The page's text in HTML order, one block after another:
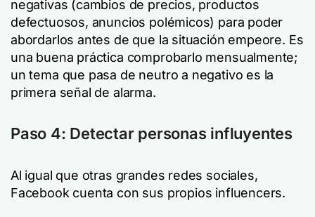
negativas (cambios de precios, productos
defectuosos, anuncios polémicos) para poder
abordarlos antes de que la situación empeore. Es
una buena práctica comprobarlo mensualmente;
un tema que pasa de neutro a negativo es la
primera señal de alarma.
Paso 4: Detectar personas influyentes
Al igual que otras grandes redes sociales,
Facebook cuenta con sus propios influencers.